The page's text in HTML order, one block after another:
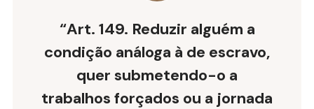
“Art. 149. Reduzir alguém a
condição análoga à de escravo,
quer submetendo-o a
trabalhos forçados ou a jornada